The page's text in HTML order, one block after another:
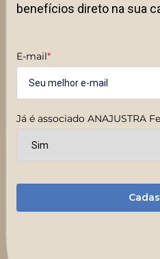
benefícios direto na sua
E-mail*
Já é associado ANAJUSTRA